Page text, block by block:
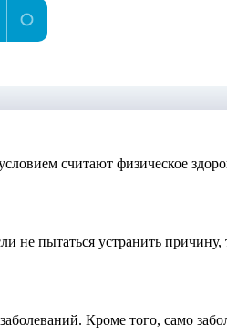
считают физическое
пытаться устранить причину,
Кроме того, само